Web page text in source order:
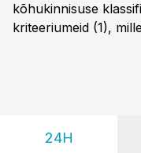
kõhukinnisuse
kriteeriumeid (1),
24H